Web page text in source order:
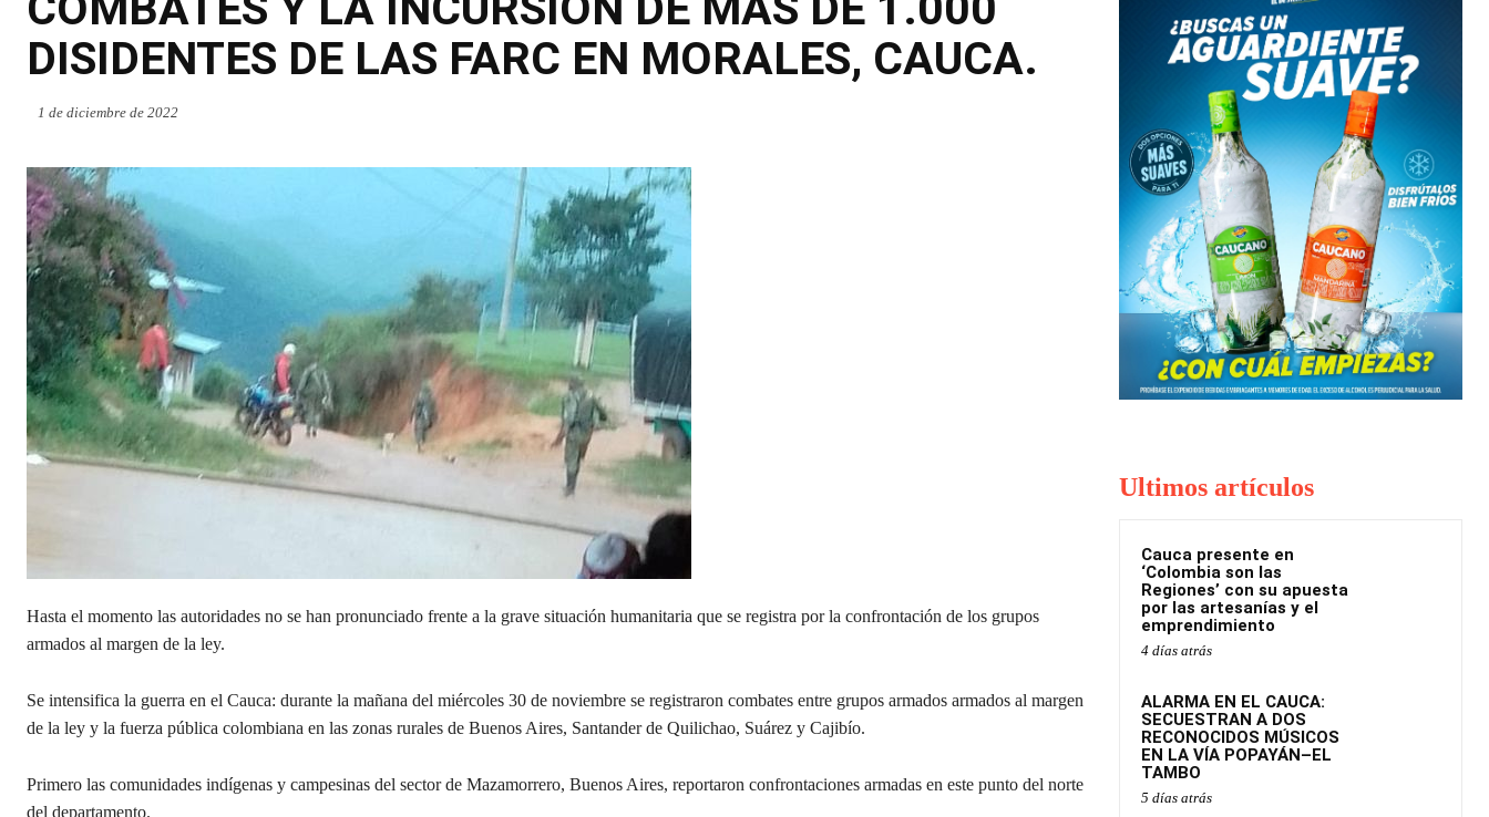
DISIDENTES DE LAS FARC EN MORALES, CAUCA.
1 de diciembre de 2022
Hasta el momento las autoridades no se han pronunciado frente a la grave situación humanitaria que se registra por la confrontación de los grupos
armados al margen de la ley.
Se intensifica la guerra en el Cauca: durante la mañana del miércoles 30 de noviembre se registraron combates entre grupos armados armados al margen
de la ley y la fuerza pública colombiana en las zonas rurales de Buenos Aires, Santander de Quilichao, Suárez y Cajibío.
Primero las comunidades indígenas y campesinas del sector de Mazamorrero, Buenos Aires, reportaron confrontaciones armadas en este punto del norte
del departamento.
Ultimos artículos
Cauca presente en
‘Colombia son las
Regiones’ con su apuesta
por las artesanías y el
emprendimiento
4 días atrás
ALARMA EN EL CAUCA:
SECUESTRAN A DOS
RECONOCIDOS MÚSICOS
EN LA VÍA POPAYÁN–EL
TAMBO
5 días atrás